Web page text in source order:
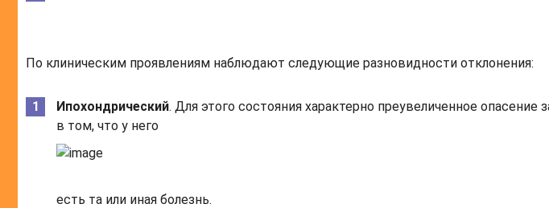
По клиническим проявлениям наблюдают следующие разновидности отклонения:
Ипохондрический. Для этого состояния характерно преувеличенное опасение
в том, что у него
есть та или иная болезнь.